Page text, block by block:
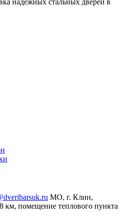
надежных стальных дверей в
МО, г. Клин,
км, помещение теплового пункта